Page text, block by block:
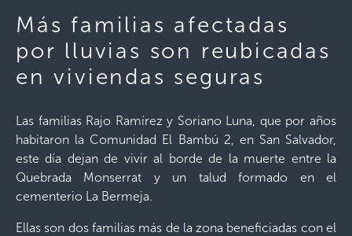
Más familias afectadas
por lluvias son reubicadas
en viviendas seguras
Las familias Rajo Ramírez y Soriano Luna, que por años
habitaron la Comunidad El Bambú 2, en San Salvador,
este día dejan de vivir al borde de la muerte entre la
Quebrada Monserrat y un talud formado en el
cementerio La Bermeja.
Ellas son dos familias más de la zona beneficiadas con el